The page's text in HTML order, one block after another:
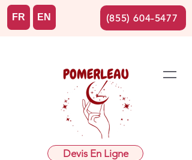
Devis En Ligne
FR EN (855) 604-5477